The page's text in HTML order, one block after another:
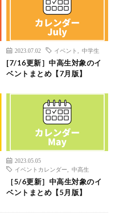
2023.07.02 イベント 中学生
[7/16更新］中高生対象のイ
ベントまとめ【7月版】
2023.05.05
イベントカレンダー
中高生
［5/6更新］中高生対象のイ
ベントまとめ【5月版】